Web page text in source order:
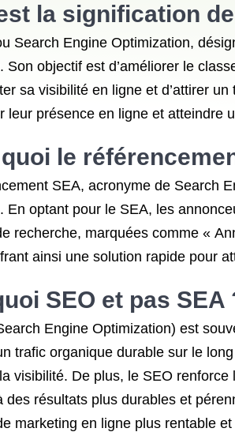
la signification
Search Engine Optimization,
Son objectif est d’améliorer le
sa visibilité en ligne et d’attirer
leur présence en ligne et atteindre
le
SEA, acronyme de Search
En optant pour le SEA, les
recherche, marquées comme «
ainsi une solution rapide pour
SEO et pas SEA
Engine Optimization) est
trafic organique durable sur le
visibilité. De plus, le SEO
des résultats plus durables et
marketing en ligne plus rentable